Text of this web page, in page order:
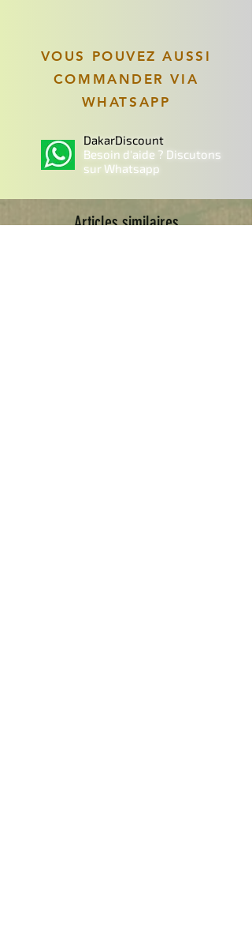
VOUS POUVEZ AUSSI
COMMANDER VIA
WHATSAPP
DakarDiscount
Besoin d'aide ? Discutons
sur Whatsapp
Articles similaires